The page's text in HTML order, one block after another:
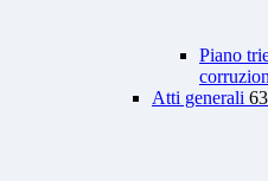
Piano
Atti generali 63